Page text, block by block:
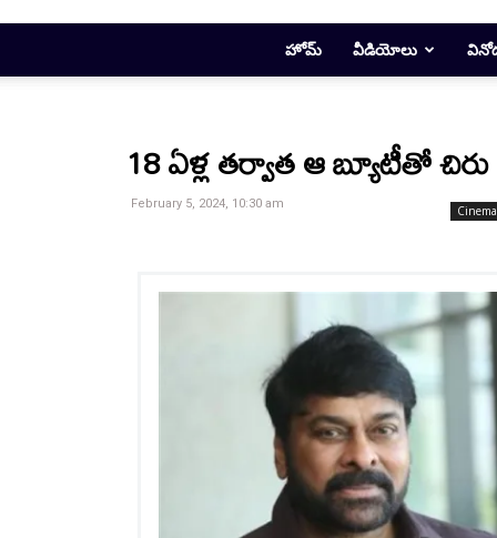
హోమ్ వీడియోలు
Cinema
18 ఏళ్ల తర్వాత ఆ బ్యూటీతో
February 5, 2024, 10:30 am